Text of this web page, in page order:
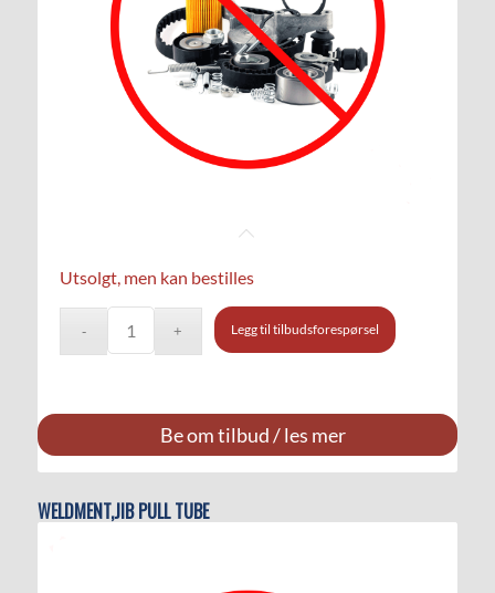
Utsolgt, men kan bestilles
Legg til tilbudsforespørsel
Be om tilbud / les mer
WELDMENT,JIB PULL TUBE